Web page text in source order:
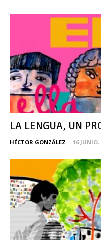
LA LENGUA, UN
HÉCTOR GONZÁLEZ - 16 JUNIO,